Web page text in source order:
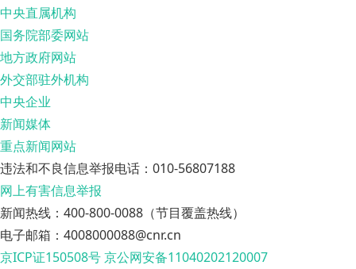
中央直属机构
国务院部委网站
地方政府网站
外交部驻外机构
中央企业
新闻媒体
重点新闻网站
违法和不良信息举报电话：010-56807188
网上有害信息举报
新闻热线：400-800-0088（节目覆盖热线）
电子邮箱：4008000088@cnr.cn
京ICP证150508号京公网安备11040202120007